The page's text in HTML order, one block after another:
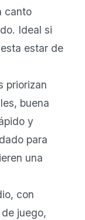
canto
Ideal si
estar de
priorizan
buena
y
para
una
con
juego,